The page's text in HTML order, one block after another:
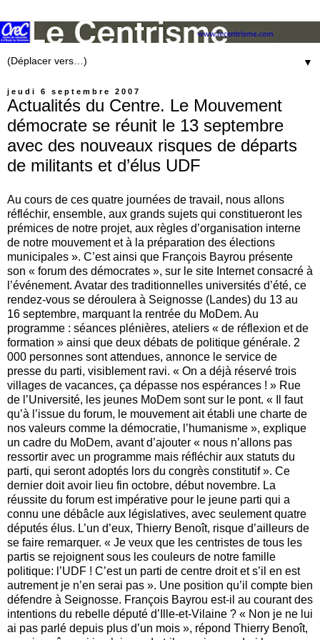
▼
jeudi 6 septembre 2007
Actualités du Centre. Le Mouvement
démocrate se réunit le 13 septembre
avec des nouveaux risques de départs
de militants et d’élus UDF
Au cours de ces quatre journées de travail, nous allons
réfléchir, ensemble, aux grands sujets qui constitueront les
prémices de notre projet, aux règles d’organisation interne
de notre mouvement et à la préparation des élections
municipales ». C’est ainsi que François Bayrou présente
son « forum des démocrates », sur le site Internet consacré à
l’événement. Avatar des traditionnelles universités d’été, ce
rendez-vous se déroulera à Seignosse (Landes) du 13 au
16 septembre, marquant la rentrée du MoDem. Au
programme : séances plénières, ateliers « de réflexion et de
formation » ainsi que deux débats de politique générale. 2
000 personnes sont attendues, annonce le service de
presse du parti, visiblement ravi. « On a déjà réservé trois
villages de vacances, ça dépasse nos espérances ! » Rue
de l’Université, les jeunes MoDem sont sur le pont. « Il faut
qu’à l’issue du forum, le mouvement ait établi une charte de
nos valeurs comme la démocratie, l’humanisme », explique
un cadre du MoDem, avant d’ajouter « nous n’allons pas
ressortir avec un programme mais réfléchir aux statuts du
parti, qui seront adoptés lors du congrès constitutif ». Ce
dernier doit avoir lieu fin octobre, début novembre. La
réussite du forum est impérative pour le jeune parti qui a
connu une débâcle aux législatives, avec seulement quatre
députés élus. L’un d’eux, Thierry Benoît, risque d’ailleurs de
se faire remarquer. « Je veux que les centristes de tous les
partis se rejoignent sous les couleurs de notre famille
politique: l’UDF ! C’est un parti de centre droit et s’il en est
autrement je n’en serai pas ». Une position qu’il compte bien
défendre à Seignosse. François Bayrou est-il au courant des
intentions du rebelle député d’Ille-et-Vilaine ? « Non je ne lui
ai pas parlé depuis plus d’un mois », répond Thierry Benoît,